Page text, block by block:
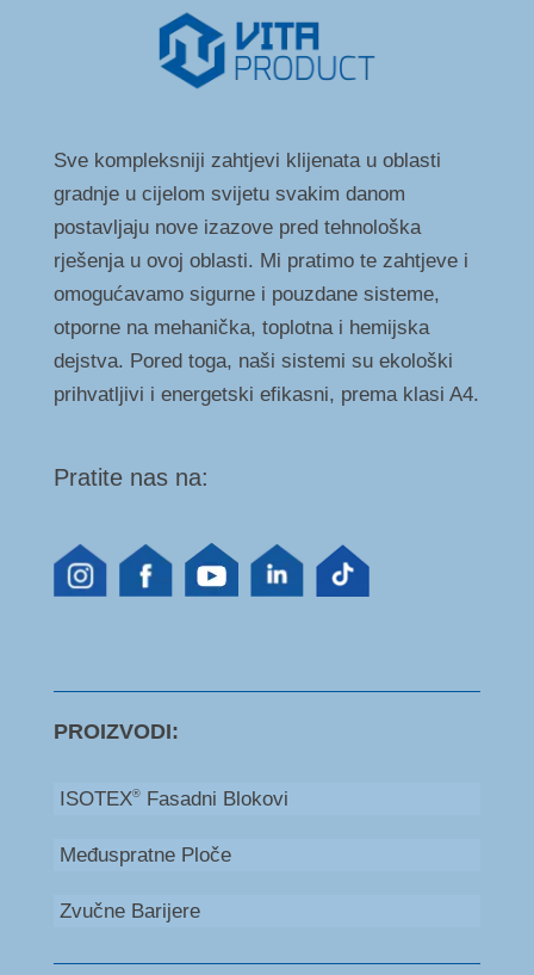
Sve kompleksniji zahtjevi klijenata u oblasti
gradnje u cijelom svijetu svakim danom
postavljaju nove izazove pred tehnološka
rješenja u ovoj oblasti. Mi pratimo te zahtjeve i
omogućavamo sigurne i pouzdane sisteme,
otporne na mehanička, toplotna i hemijska
dejstva. Pored toga, naši sistemi su ekološki
prihvatljivi i energetski efikasni, prema klasi A4.
Pratite nas na:
PROIZVODI:
ISOTEX®Fasadni Blokovi
Međuspratne Ploče
Zvučne Barijere